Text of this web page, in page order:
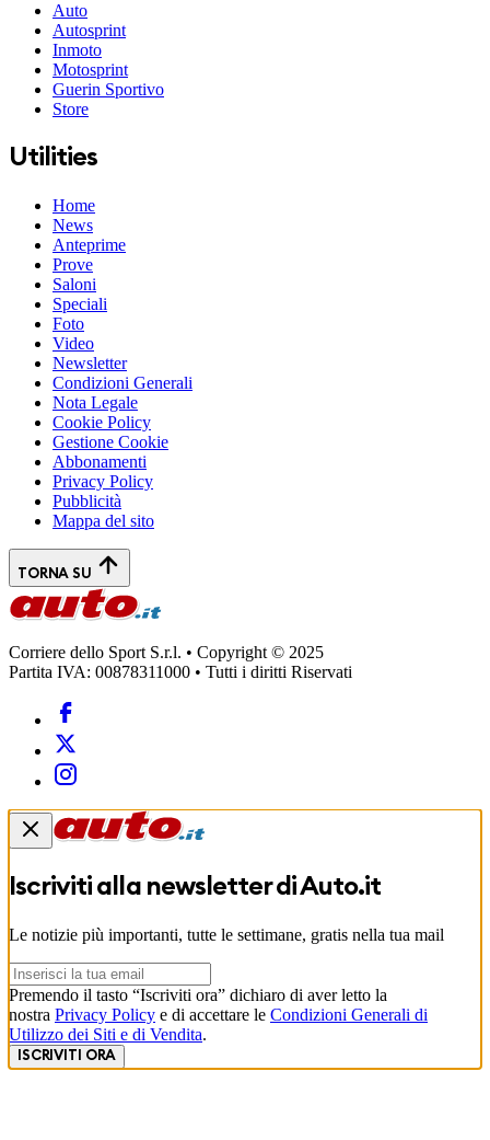
Auto
Autosprint
Inmoto
Motosprint
Guerin Sportivo
Store
Utilities
Home
News
Anteprime
Prove
Saloni
Speciali
Foto
Video
Newsletter
Condizioni Generali
Nota Legale
Cookie Policy
Gestione Cookie
Abbonamenti
Privacy Policy
Pubblicità
Mappa del sito
TORNA SU
Corriere dello Sport S.r.l. • Copyright © 2025
Partita IVA: 00878311000 • Tutti i diritti Riservati
Iscriviti alla newsletter diAuto.it
Le notizie più importanti, tutte le settimane, gratis nella tua mail
Premendo il tasto “Iscriviti ora” dichiaro di aver letto la
nostra Privacy Policy e di accettare le Condizioni Generali di
Utilizzo dei Siti e di Vendita.
ISCRIVITI ORA